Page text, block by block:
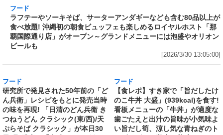
ライフ
Amazon日替わりセール本日の5選! P&Gの香り付けビーズ「レノ
アオードリュクス イノセント リリー＆ジャスミンの香り 詰め替え
920mL」は27%OFF、アイリスオーヤマ「防災セット 1人用31
点」は32%OFFなど
[2026/3/30 14:06:08]
ラフテーやソーキそば、サーターアンダギーなども含む80品以上が
食べ放題! 沖縄初の朝食ビュッフェも楽しめるロイヤルホスト「那
覇国際通り店」がオープン～グランドメニューには泡盛やオリオン
ビールも
[2026/3/30 13:05:00]